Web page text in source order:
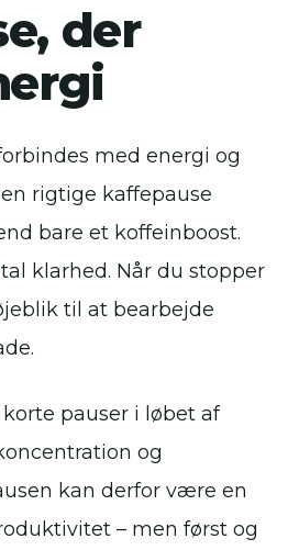
der
med energi og
rigtige kaffepause
bare et koffeinboost.
klarhed. Når du stopper
til at bearbejde
pauser i løbet af
og
kan derfor være en
– men først og